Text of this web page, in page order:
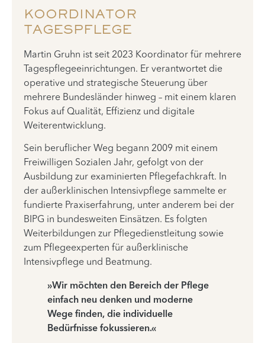
KOORDINATOR
TAGESPFLEGE
Martin Gruhn ist seit 2023 Koordinator für mehrere
Tagespflegeeinrichtungen. Er verantwortet die
operative und strategische Steuerung über
mehrere Bundesländer hinweg – mit einem klaren
Fokus auf Qualität, Effizienz und digitale
Weiterentwicklung.
Sein beruflicher Weg begann 2009 mit einem
Freiwilligen Sozialen Jahr, gefolgt von der
Ausbildung zur examinierten Pflegefachkraft. In
der außerklinischen Intensivpflege sammelte er
fundierte Praxiserfahrung, unter anderem bei der
BIPG in bundesweiten Einsätzen. Es folgten
Weiterbildungen zur Pflegedienstleitung sowie
zum Pflegeexperten für außerklinische
Intensivpflege und Beatmung.
»Wir möchten den Bereich der Pflege
einfach neu denken und moderne
Wege finden, die individuelle
Bedürfnisse fokussieren.«